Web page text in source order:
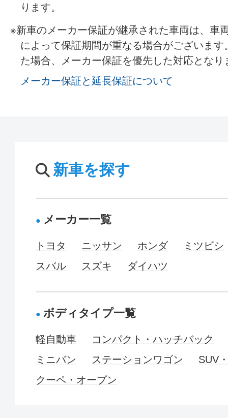
ります。
新車のメーカー保証が継承された車両は、車
によって保証期間が重なる場合がございま
た場合、メーカー保証を優先した対応となり
メーカー保証と延長保証について
新車を探す
メーカー一覧
トヨタ ニッサン ホンダ
ミツビシ
スバル
スズキ ダイハツ
ボディタイプ一覧
軽自動車
コンパクト・ハッチバック
ミニバン
ステーションワゴン
SUV
クーペ・オープン